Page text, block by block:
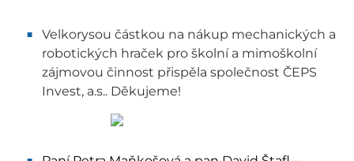
Velkorysou částkou na nákup mechanických a
robotických hraček pro školní a mimoškolní
zájmovou činnost přispěla společnost ČEPS
Invest, a.s.. Děkujeme!